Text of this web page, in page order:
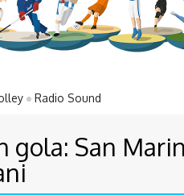
Radio Sound
San